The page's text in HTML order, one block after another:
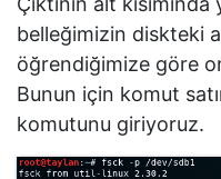
belleğimizin diskteki
öğrendiğimize göre
Bunun için komut
komutunu giriyoruz.